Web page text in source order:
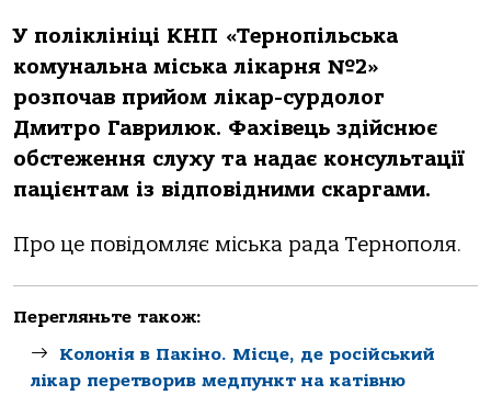
У поліклініці КНП «Тернопільська
комунальна міська лікарня №2»
розпочав прийом лікар-сурдолог
Дмитро Гаврилюк. Фахівець здійснює
обстеження слуху та надає консультації
пацієнтам із відповідними скаргами.
Про це повідомляє міська рада Тернополя.
Перегляньте також:
Колонія в Пакіно. Місце, де російський
лікар перетворив медпункт на катівню